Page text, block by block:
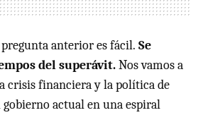
pregunta anterior es fácil. Se
del superávit.Nos vamos a
crisis financiera y la política de
actual en una espiral